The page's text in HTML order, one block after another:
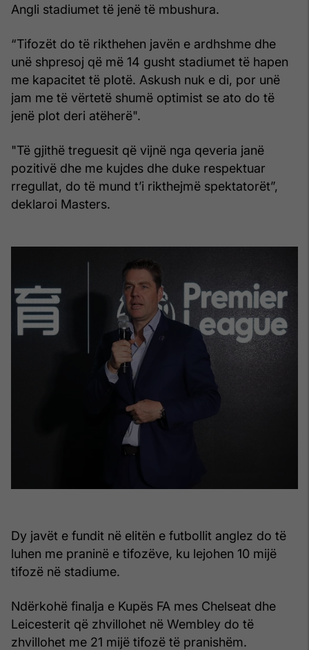
Angli stadiumet të jenë të mbushura.
“Tifozët do të rikthehen javën e ardhshme dhe
unë shpresoj që më 14 gusht stadiumet të hapen
me kapacitet të plotë. Askush nuk e di, por unë
jam me të vërtetë shumë optimist se ato do të
jenë plot deri atëherë".
"Të gjithë treguesit që vijnë nga qeveria janë
pozitivë dhe me kujdes dhe duke respektuar
rregullat, do të mund t’i rikthejmë spektatorët”,
deklaroi Masters.
Dy javët e fundit në elitën e futbollit anglez do të
luhen me praninë e tifozëve, ku lejohen 10 mijë
tifozë në stadiume.
Ndërkohë finalja e Kupës FA mes Chelseat dhe
Leicesterit që zhvillohet në Wembley do të
zhvillohet me 21 mijë tifozë të pranishëm.